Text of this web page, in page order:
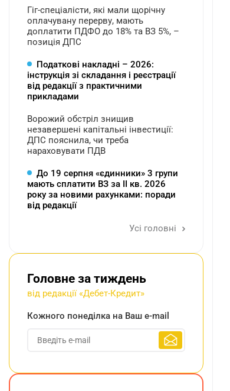
Гіг-спеціалісти, які мали щорічну
оплачувану перерву, мають
доплатити ПДФО до 18% та ВЗ 5%, –
позиція ДПС
Податкові накладні – 2026:
інструкція зі складання і реєстрації
від редакції з практичними
прикладами
Ворожий обстріл знищив
незавершені капітальні інвестиції:
ДПС пояснила, чи треба
нараховувати ПДВ
До 19 серпня «єдинники» 3 групи
мають сплатити ВЗ за ІІ кв. 2026
року за новими рахунками: поради
від редакції
Усі головні
Головне за тиждень
від редакції «Дебет-Кредит»
Кожного понеділка на Ваш e-mail